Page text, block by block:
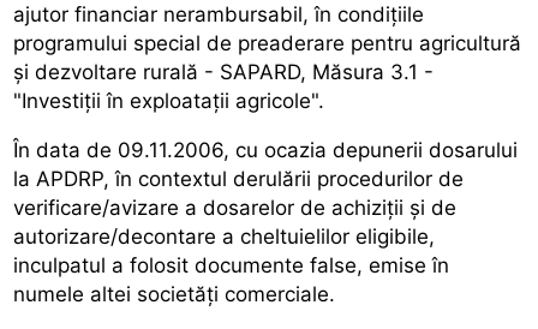
ajutor financiar nerambursabil, în condiţiile
programului special de preaderare pentru agricultură
şi dezvoltare rurală - SAPARD, Măsura 3.1 -
"Investiţii în exploataţii agricole".
În data de 09.11.2006, cu ocazia depunerii dosarului
la APDRP, în contextul derulării procedurilor de
verificare/avizare a dosarelor de achiziţii şi de
autorizare/decontare a cheltuielilor eligibile,
inculpatul a folosit documente false, emise în
numele altei societăţi comerciale.